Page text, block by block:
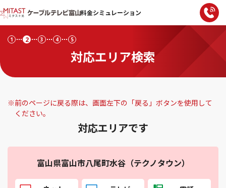
料金シミュレーション
対応エリア検索
1 2 3 4 5
※前のページに戻る際は、画面左下の「戻る」ボタンを使用して
ください。
対応エリアです
富山県富山市八尾町水谷（テクノタウン）